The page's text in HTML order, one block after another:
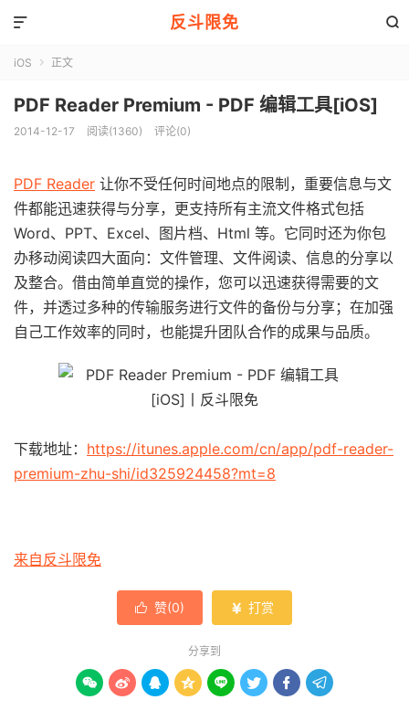
反斗限免 

iOS  正文
PDF Reader Premium - PDF 编辑工具[iOS]
2014-12-17 阅读(1360) 评论(0)
PDF Reader 让你不受任何时间地点的限制，重要信息与文
件都能迅速获得与分享，更支持所有主流文件格式包括
Word、PPT、Excel、图片档、Html 等。它同时还为你包
办移动阅读四大面向：文件管理、文件阅读、信息的分享以
及整合。借由简单直觉的操作，您可以迅速获得需要的文
件，并透过多种的传输服务进行文件的备份与分享；在加强
自己工作效率的同时，也能提升团队合作的成果与品质。
下载地址： https://itunes.apple.com/cn/app/pdf-reader-
premium-zhu-shi/id325924458?mt=8
来自反斗限免
 赞(0)  打赏
分享到
       